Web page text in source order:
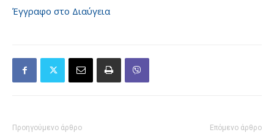
Έγγραφο στο Διαύγεια
Προηγούμενο άρθρο Επόμενο άρθρο